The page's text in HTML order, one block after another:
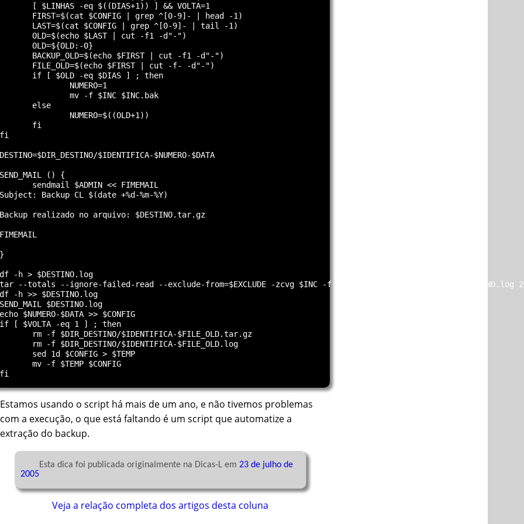
       [ $LINHAS -eq $((DIAS+1)) ] && VOLTA=1
       FIRST=$(cat $CONFIG | grep ^[0-9]- | head -1)
       LAST=$(cat $CONFIG | grep ^[0-9]- | tail -1)
       OLD=$(echo $LAST | cut -f1 -d"-")
       OLD=${OLD:-0}
       BACKUP_OLD=$(echo $FIRST | cut -f1 -d"-")
       FILE_OLD=$(echo $FIRST | cut -f- -d"-")
       if [ $OLD -eq $DIAS ] ; then
               NUMERO=1
               mv -f $INC $INC.bak
       else
               NUMERO=$((OLD+1))
       fi
fi
DESTINO=$DIR_DESTINO/$IDENTIFICA-$NUMERO-$DATA
SEND_MAIL () {
       sendmail $ADMIN << FIMEMAIL
Subject: Backup CL $(date +%d-%m-%Y)
Backup realizado no arquivo: $DESTINO.tar.gz
FIMEMAIL
}
df -h > $DESTINO.log
tar --totals --ignore-failed-read --exclude-from=$EXCLUDE -zcvg $INC -f $DESTINO.tar.gz $LISTA >> $DESTINO.log
df -h >> $DESTINO.log
SEND_MAIL $DESTINO.log
echo $NUMERO-$DATA >> $CONFIG
if [ $VOLTA -eq 1 ] ; then
       rm -f $DIR_DESTINO/$IDENTIFICA-$FILE_OLD.tar.gz
       rm -f $DIR_DESTINO/$IDENTIFICA-$FILE_OLD.log
       sed 1d $CONFIG > $TEMP
       mv -f $TEMP $CONFIG
Estamos usando o script há mais de um ano, e não tivemos problemas
com a execução, o que está faltando é um script que automatize a
extração do backup.
	Esta dica foi publicada originalmente na Dicas-L em
23 de julho de
2005
Veja a relação completa dos artigos desta coluna